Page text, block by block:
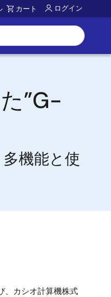
カート ログイン
”G-
機能と使
、カシオ計算機株式